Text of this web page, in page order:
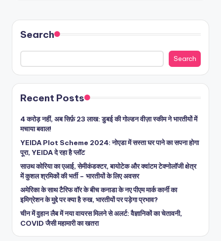
Search
Search
Recent Posts
4 करोड़ नहीं, अब सिर्फ़ 23 लाख: डुबई की गोल्डन वीज़ा स्कीम ने भारतीयों में
मचाया बवाल!
YEIDA Plot Scheme 2024: नोएडा में सस्ता घर पाने का सपना होगा
पूरा, YEIDA दे रहा है प्लॉट
साउथ कोरिया का एआई, सेमीकंडक्टर, बायोटेक और क्वांटम टेक्नोलॉजी क्षेत्र
में कुशल श्रमिकों की भर्ती – भारतीयों के लिए अवसर
अमेरिका के साथ टैरिफ वॉर के बीच कनाडा के नए पीएम मार्क कार्नी का
इमिग्रेशन के मुद्दे पर क्या है रुख, भारतीयों पर पड़ेगा प्रभाव?
चीन में वुहान लैब में नया वायरस मिलने से अलर्ट: वैज्ञानिकों का चेतावनी,
COVID जैसी महामारी का खतरा